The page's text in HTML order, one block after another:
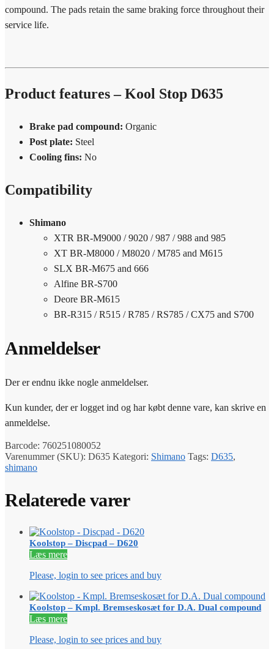
compound. The pads retain the same braking force throughout their
service life.
Product features – Kool Stop D635
Brake pad compound: Organic
Post plate: Steel
Cooling fins: No
Compatibility
Shimano
XTR BR-M9000 / 9020 / 987 / 988 and 985
XT BR-M8000 / M8020 / M785 and M615
SLX BR-M675 and 666
Alfine BR-S700
Deore BR-M615
BR-R315 / R515 / R785 / RS785 / CX75 and S700
Anmeldelser
Der er endnu ikke nogle anmeldelser.
Kun kunder, der er logget ind og har købt denne vare, kan skrive en
anmeldelse.
Barcode: 760251080052
Varenummer (SKU): D635 Kategori: Shimano Tags: D635,
shimano
Relaterede varer
Koolstop – Discpad – D620
Læs mere
Please, login to see prices and buy
Koolstop – Kmpl. Bremseskosæt for D.A. Dual compound
Læs mere
Please, login to see prices and buy